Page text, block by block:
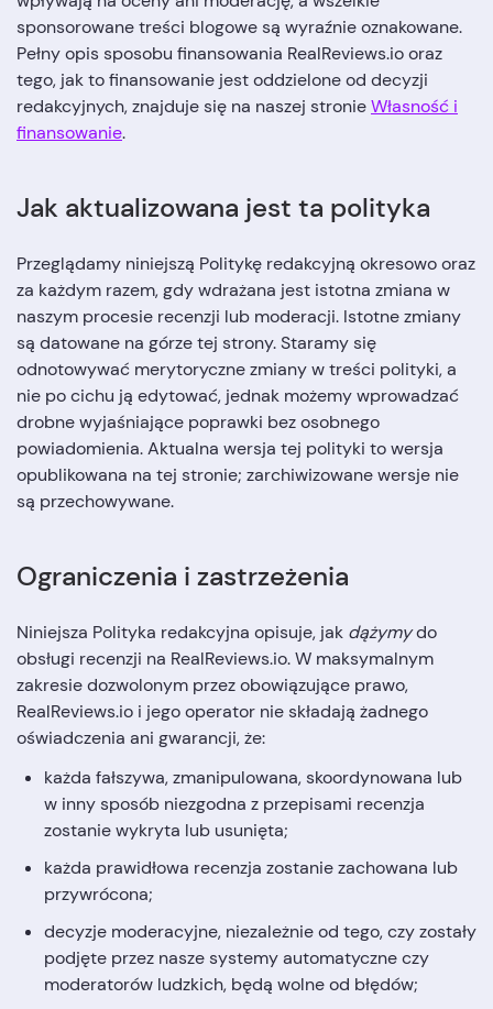
sponsorowane treści blogowe są wyraźnie oznakowane.
Pełny opis sposobu finansowania RealReviews.io oraz
tego, jak to finansowanie jest oddzielone od decyzji
redakcyjnych, znajduje się na naszej stronieWłasność i
finansowanie.
Jak aktualizowana jest ta polityka
Przeglądamy niniejszą Politykę redakcyjną okresowo oraz
za każdym razem, gdy wdrażana jest istotna zmiana w
naszym procesie recenzji lub moderacji. Istotne zmiany
są datowane na górze tej strony. Staramy się
odnotowywać merytoryczne zmiany w treści polityki, a
nie po cichu ją edytować, jednak możemy wprowadzać
drobne wyjaśniające poprawki bez osobnego
powiadomienia. Aktualna wersja tej polityki to wersja
opublikowana na tej stronie; zarchiwizowane wersje nie
są przechowywane.
Ograniczenia i zastrzeżenia
Niniejsza Polityka redakcyjna opisuje, jak dążymydo
obsługi recenzji na RealReviews.io. W maksymalnym
zakresie dozwolonym przez obowiązujące prawo,
RealReviews.io i jego operator nie składają żadnego
oświadczenia ani gwarancji, że:
każda fałszywa, zmanipulowana, skoordynowana lub
w inny sposób niezgodna z przepisami recenzja
zostanie wykryta lub usunięta;
każda prawidłowa recenzja zostanie zachowana lub
przywrócona;
decyzje moderacyjne, niezależnie od tego, czy zostały
podjęte przez nasze systemy automatyczne czy
moderatorów ludzkich, będą wolne od błędów;